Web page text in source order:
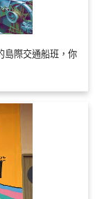
島際交通船班，你